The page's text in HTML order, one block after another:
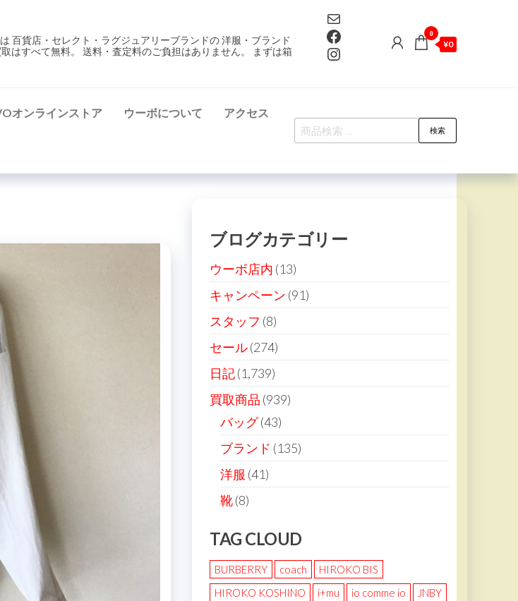
百貨店・セレクト・ラグジュアリーブランドの 洋服・ブランド
はすべて無料。 送料・査定料のご負担はありません。 まずは箱
Mail
Facebook
Instagram
0
¥0
オンラインストア ウーボについて アクセス
検
索
検索
ブログカテゴリー
ウーボ店内 (13)
キャンペーン (91)
スタッフ (8)
セール(274)
日記(1,739)
買取商品 (939)
バッグ(43)
ブランド (135)
洋服 (41)
靴(8)
TAG CLOUD
BURBERRY coach
HIROKO BIS
HIROKO KOSHINO
i+mu io comme io
JNBY